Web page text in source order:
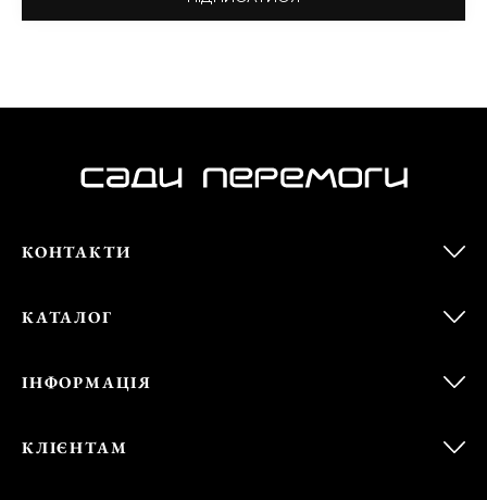
КОНТАКТИ
КАТАЛОГ
ІНФОРМАЦІЯ
КЛІЄНТАМ